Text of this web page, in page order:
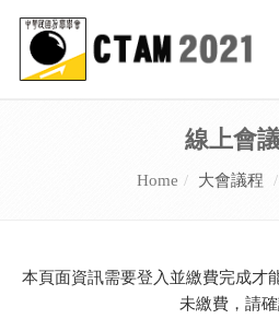
線上會
Home 大會議程
本頁面資訊需要登入並繳費完成才
未繳費，請確